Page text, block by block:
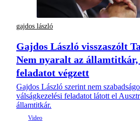
gajdos lászló
Gajdos László visszaszólt
Nem nyaralt az államtitkár,
feladatot végzett
Gajdos László szerint nem
válságkezelési feladatot látott el
államtitkár.